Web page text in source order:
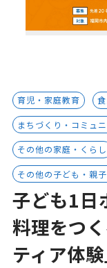
育児・家庭教育
まちづくり・コミュ
その他の家庭・くらし
その他の子ども・親
子ども1日
料理をつ
ティア体